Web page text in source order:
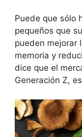
Puede que sólo
pequeños que
pueden mejorar
memoria y
dice que el
Generación Z,